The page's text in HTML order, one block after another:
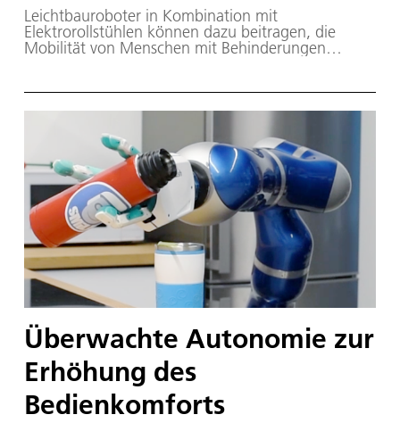
Leichtbauroboter in Kombination mit
Elektrorollstühlen können dazu beitragen, die
Mobilität von Menschen mit Behinderungen
Überwachte Autonomie zur
Erhöhung des
Bedienkomforts